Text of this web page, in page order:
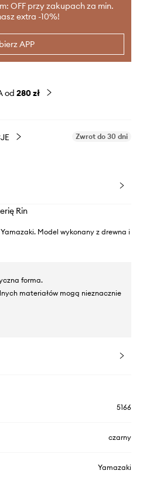
OFF przy zakupach za min.
extra -10%!
APP
od 280 zł
Zwrot do 30 dni
Rin
Model wykonany z drewna i
forma.
materiałów mogą nieznacznie
5166
czarny
Yamazaki